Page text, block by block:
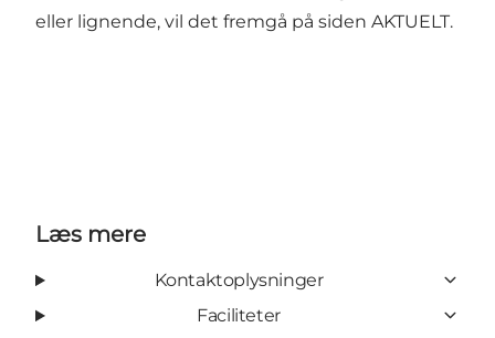
eller lignende, vil det fremgå på siden AKTUELT.
Læs mere
Kontaktoplysninger
Faciliteter